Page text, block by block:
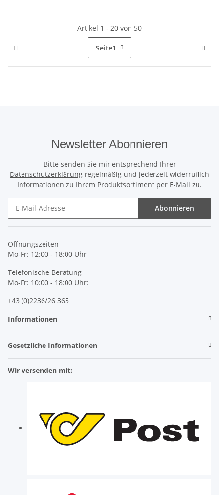
Artikel 1 - 20 von 50
Seite1
Newsletter Abonnieren
Bitte senden Sie mir entsprechend Ihrer
Datenschutzerklärung regelmäßig und jederzeit widerruflich
Informationen zu Ihrem Produktsortiment per E-Mail zu.
Abonnieren
Öffnungszeiten
Mo-Fr: 12:00 - 18:00 Uhr
Telefonische Beratung
Mo-Fr: 10:00 - 18:00 Uhr:
+43 (0)2236/26 365
Informationen
Gesetzliche Informationen
Wir versenden mit: